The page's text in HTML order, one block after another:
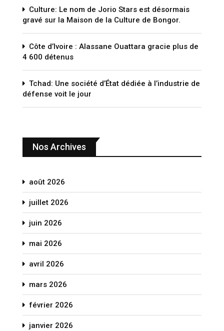
Culture: Le nom de Jorio Stars est désormais
gravé sur la Maison de la Culture de Bongor.
Côte d’Ivoire : Alassane Ouattara gracie plus de
4 600 détenus
Tchad: Une société d’État dédiée à l’industrie de
défense voit le jour
Nos Archives
août 2026
juillet 2026
juin 2026
mai 2026
avril 2026
mars 2026
février 2026
janvier 2026